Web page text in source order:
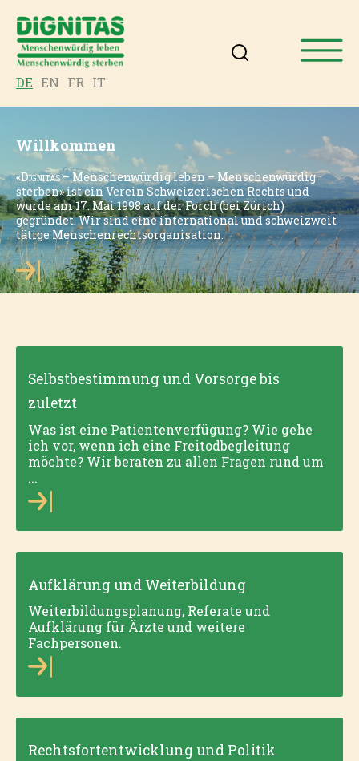
DE EN FR IT
Willkommen
«Dignitas– Menschenwürdig leben – Menschenwürdig
sterben» ist ein Verein Schweizerischen Rechts und
wurde am 17. Mai 1998 auf der Forch (bei Zürich)
gegründet. Wir sind eine international und schweizweit
tätige Menschenrechtsorganisation.
Selbstbestimmung und Vorsorge bis
zuletzt
Was ist eine Patientenverfügung? Wie gehe
ich vor, wenn ich eine Freitodbegleitung
möchte? Wir beraten zu allen Fragen rund um
...
Aufklärung und Weiterbildung
Weiterbild­ungsplanung, Referate und
Aufklärung für Ärzte und weitere
Fachpersonen.
Rechtsfortentwicklung und Politik